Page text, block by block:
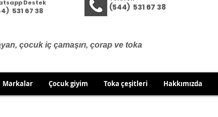
Destek
531 67 38 (544) 531 67 38
çocuk iç çamaşırı, çorap ve toka
Markalar Çocuk giyim Toka çeşitleri Hakkımızda